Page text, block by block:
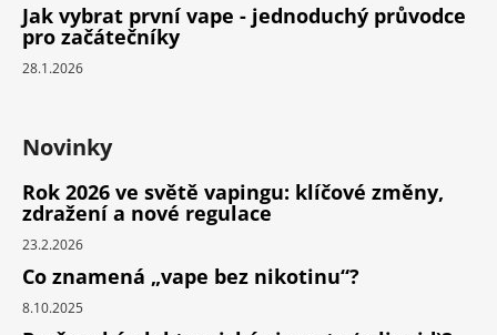
Jak vybrat první vape - jednoduchý průvodce
pro začátečníky
28.1.2026
Novinky
Rok 2026 ve světě vapingu: klíčové změny,
zdražení a nové regulace
23.2.2026
Co znamená „vape bez nikotinu“?
8.10.2025